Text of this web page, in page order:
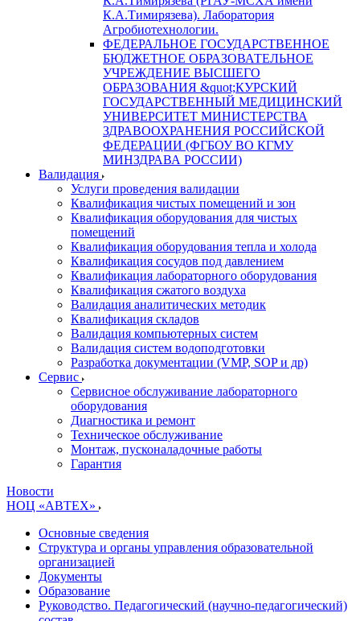
К.А.Тимирязева). Лаборатория
Агробиотехнологии.
ФЕДЕРАЛЬНОЕ ГОСУДАРСТВЕННОЕ
БЮДЖЕТНОЕ ОБРАЗОВАТЕЛЬНОЕ
УЧРЕЖДЕНИЕ ВЫСШЕГО
ОБРАЗОВАНИЯ &quot;КУРСКИЙ
ГОСУДАРСТВЕННЫЙ МЕДИЦИНСКИЙ
УНИВЕРСИТЕТ МИНИСТЕРСТВА
ЗДРАВООХРАНЕНИЯ РОССИЙСКОЙ
ФЕДЕРАЦИИ (ФГБОУ ВО КГМУ
МИНЗДРАВА РОССИИ)
Валидация
Услуги проведения валидации
Квалификация чистых помещений и зон
Квалификация оборудования для чистых
помещений
Квалификация оборудования тепла и холода
Квалификация сосудов под давлением
Квалификация лабораторного оборудования
Квалификация сжатого воздуха
Валидация аналитических методик
Квалификация складов
Валидация компьютерных систем
Валидация систем водоподготовки
Разработка документации (VMP, SOP и др)
Cервис
Сервисное обслуживание лабораторного
оборудования
Диагностика и ремонт
Техническое обслуживание
Монтаж, пусконаладочные работы
Гарантия
Новости
НОЦ «АВТЕХ»
Основные сведения
Структура и органы управления образовательной
организацией
Документы
Образование
Руководство. Педагогический (научно-педагогический)